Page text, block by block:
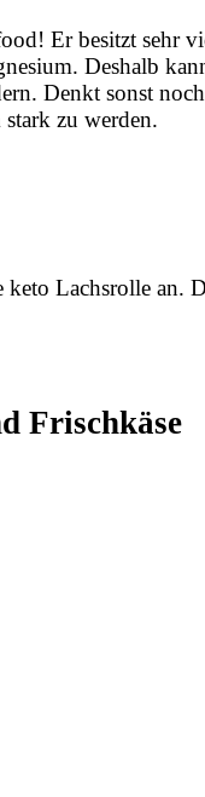
Er besitzt sehr
Deshalb
Denkt sonst
zu werden.
Lachsrolle an.
Frischkäse